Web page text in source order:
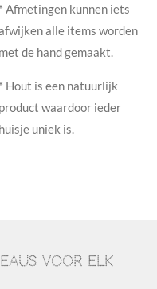
* Afmetingen kunnen iets
alle items worden
met de hand gemaakt.
* Hout is een natuurlijk
product waardoor ieder
huisje uniek is.
voor elk